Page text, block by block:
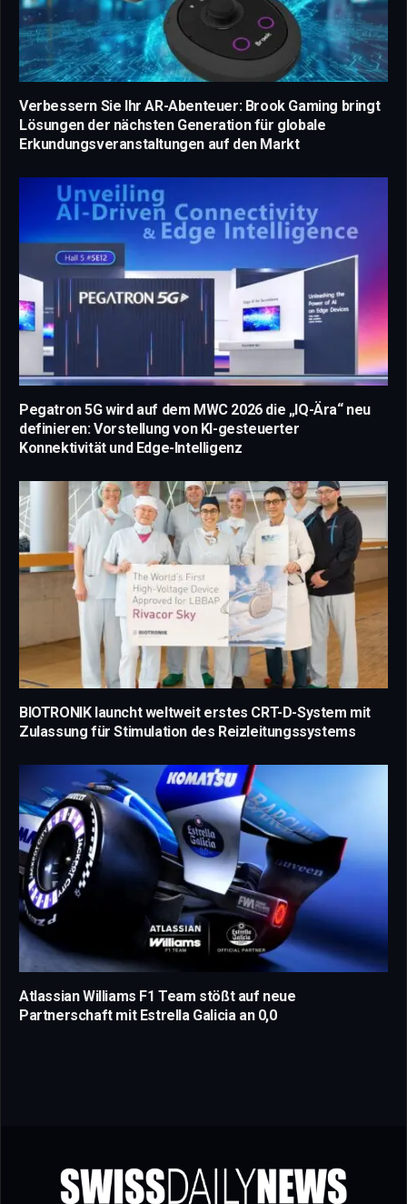
Verbessern Sie Ihr AR-Abenteuer: Brook Gaming bringt
Lösungen der nächsten Generation für globale
Erkundungsveranstaltungen auf den Markt
Pegatron 5G wird auf dem MWC 2026 die „IQ-Ära“ neu
definieren: Vorstellung von KI-gesteuerter
Konnektivität und Edge-Intelligenz
BIOTRONIK launcht weltweit erstes CRT-D-System mit
Zulassung für Stimulation des Reizleitungssystems
Atlassian Williams F1 Team stößt auf neue
Partnerschaft mit Estrella Galicia an 0,0